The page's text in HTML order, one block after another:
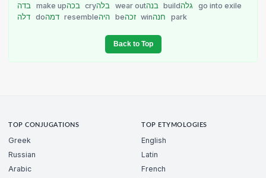
make up cry wear out build
go into exile
do דמה resemble be זכה win park
Back to Top
TOP CONJUGATIONS
Greek
Russian
Arabic
TOP ETYMOLOGIES
English
Latin
French